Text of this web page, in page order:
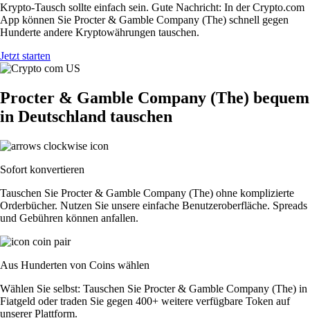
Krypto-Tausch sollte einfach sein. Gute Nachricht: In der Crypto.com
App können Sie Procter & Gamble Company (The) schnell gegen
Hunderte andere Kryptowährungen tauschen.
Jetzt starten
Procter & Gamble Company (The) bequem
in Deutschland tauschen
Sofort konvertieren
Tauschen Sie Procter & Gamble Company (The) ohne komplizierte
Orderbücher. Nutzen Sie unsere einfache Benutzeroberfläche. Spreads
und Gebühren können anfallen.
Aus Hunderten von Coins wählen
Wählen Sie selbst: Tauschen Sie Procter & Gamble Company (The) in
Fiatgeld oder traden Sie gegen 400+ weitere verfügbare Token auf
unserer Plattform.